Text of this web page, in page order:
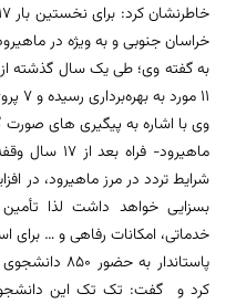
خراسان جنوبی و به ویژه در
۱۱ مورد به بهره‌برداری رسیده و ۷ پروژه دیگر در حال اجراست.
وی با اشاره به پیگیری های صورت
ماهیرود-
شرایط تردد در مرز ماهیرود، در
بسزایی خواهد داشت لذا
خدماتی، امکانات رفاهی و … برای
پاستاندار به
کرد و گفت: تک تک این